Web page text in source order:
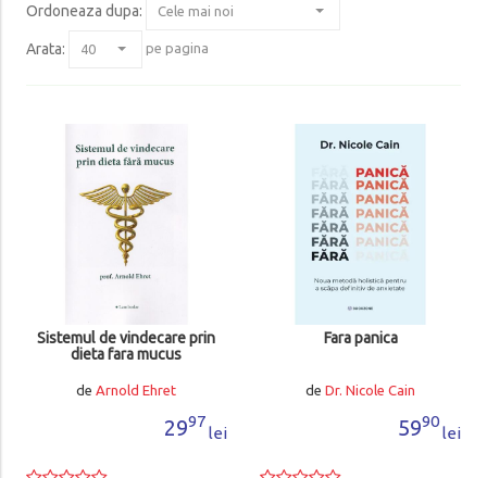
Ordoneaza dupa:
Arata: pe pagina
Sistemul de vindecare prin
dieta fara mucus
de Arnold Ehret
2997
lei
Fara panica
de Dr. Nicole Cain
5990
lei